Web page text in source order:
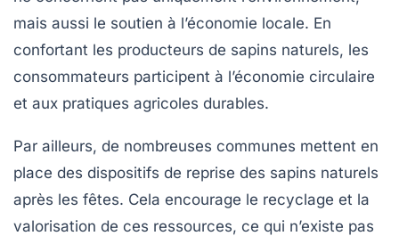
mais aussi le soutien à l’économie locale. En
confortant les producteurs de sapins naturels, les
consommateurs participent à l’économie circulaire
et aux pratiques agricoles durables.
Par ailleurs, de nombreuses communes mettent en
place des dispositifs de reprise des sapins naturels
après les fêtes. Cela encourage le recyclage et la
valorisation de ces ressources, ce qui n’existe pas